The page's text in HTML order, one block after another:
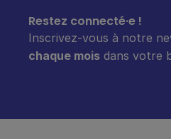
Restez connecté·e !
Inscrivez-vous à notre
chaque mois dans votre